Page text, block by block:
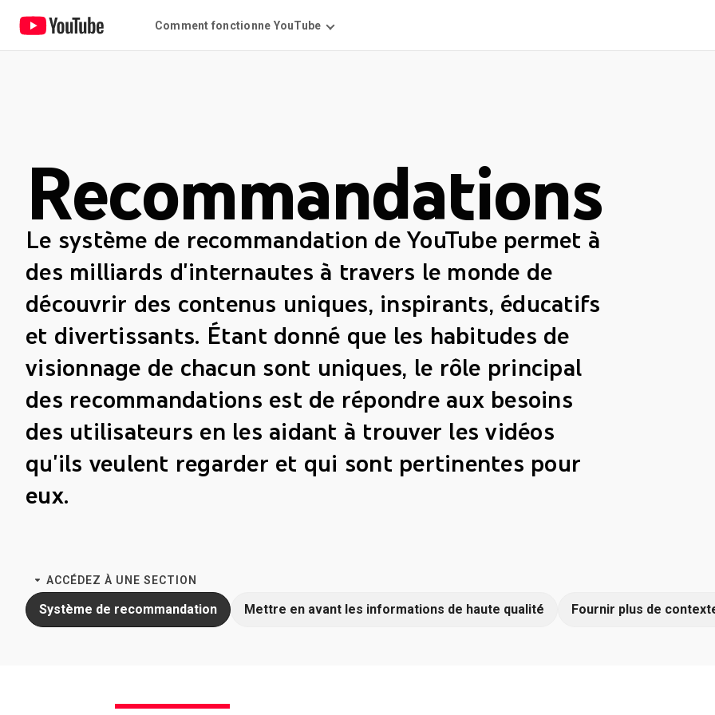
Comment fonctionne YouTube
Recommandations
Le système de recommandation de YouTube permet à
des milliards d'internautes à travers le monde de
découvrir des contenus uniques, inspirants, éducatifs
et divertissants. Étant donné que les habitudes de
visionnage de chacun sont uniques, le rôle principal
des recommandations est de répondre aux besoins
des utilisateurs en les aidant à trouver les vidéos
qu'ils veulent regarder et qui sont pertinentes pour
eux.
ACCÉDEZ À UNE SECTION
Système de recommandation Mettre en avant les informations de haute qualité Fournir plus de